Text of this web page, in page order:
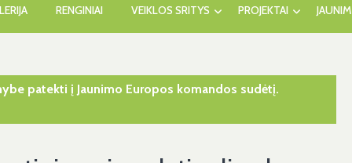
RENGINIAI VEIKLOS SRITYS PROJEKTAI
patekti į Jaunimo Europos komandos sudėtį.